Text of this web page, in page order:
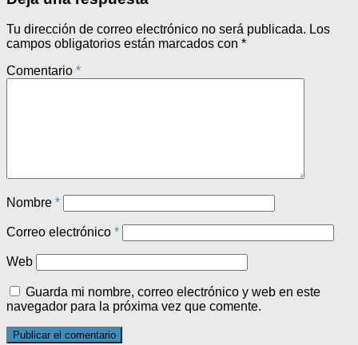
Tu dirección de correo electrónico no será publicada. Los
campos obligatorios están marcados con *
Comentario *
Nombre *
Correo electrónico *
Web
Guarda mi nombre, correo electrónico y web en este
navegador para la próxima vez que comente.